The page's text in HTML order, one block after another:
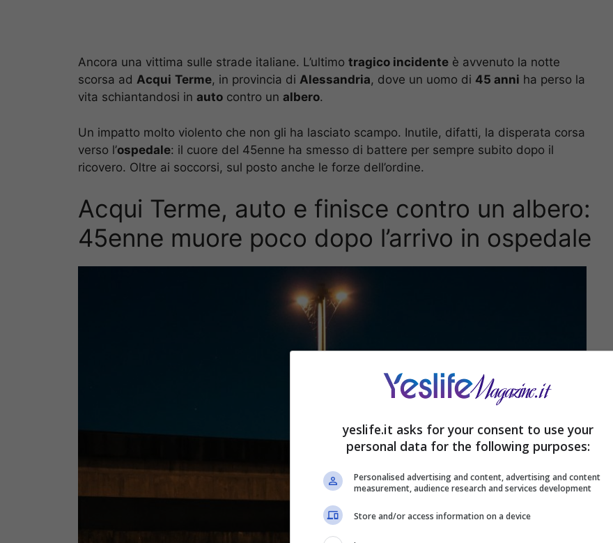
Ancora una vittima sulle strade italiane. L’ultimo tragico incidente è avvenuto la notte
scorsa ad Acqui Terme, in provincia di Alessandria, dove un uomo di 45 anni ha perso la
vita schiantandosi in auto contro un albero.
Un impatto molto violento che non gli ha lasciato scampo. Inutile, difatti, la disperata corsa
verso l’ospedale: il cuore del 45enne ha smesso di battere per sempre subito dopo il
ricovero. Oltre ai soccorsi, sul posto anche le forze dell’ordine.
Acqui Terme, auto e finisce contro un albero:
45enne muore poco dopo l’arrivo in ospedale
yeslife.it asks for your consent to use your
personal data for the following purposes:
Personalised advertising and content, advertising and content
measurement, audience research and services development
Store and/or access information on a device